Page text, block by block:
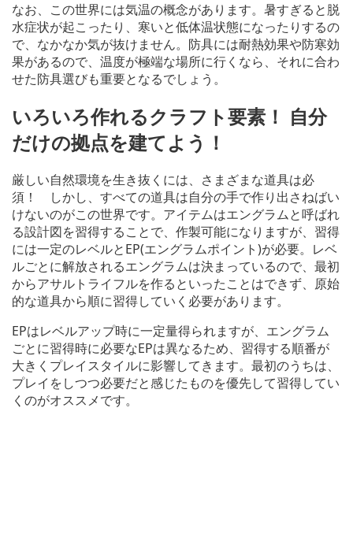
なお、この世界には気温の概念があります。暑すぎると脱
水症状が起こったり、寒いと低体温状態になったりするの
で、なかなか気が抜けません。防具には耐熱効果や防寒効
果があるので、温度が極端な場所に行くなら、それに合わ
せた防具選びも重要となるでしょう。
いろいろ作れるクラフト要素！ 自分
だけの拠点を建てよう！
厳しい自然環境を生き抜くには、さまざまな道具は必
須！ しかし、すべての道具は自分の手で作り出さねばい
けないのがこの世界です。アイテムはエングラムと呼ばれ
る設計図を習得することで、作製可能になりますが、習得
には一定のレベルとEP(エングラムポイント)が必要。レベ
ルごとに解放されるエングラムは決まっているので、最初
からアサルトライフルを作るといったことはできず、原始
的な道具から順に習得していく必要があります。
EPはレベルアップ時に一定量得られますが、エングラム
ごとに習得時に必要なEPは異なるため、習得する順番が
大きくプレイスタイルに影響してきます。最初のうちは、
プレイをしつつ必要だと感じたものを優先して習得してい
くのがオススメです。